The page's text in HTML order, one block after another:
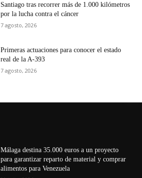
Santiago tras recorrer más de 1.000 kilómetros
por la lucha contra el cáncer
7 agosto, 2026
Primeras actuaciones para conocer el estado
real de la A-393
7 agosto, 2026
Málaga destina 35.000 euros a un proyecto
para garantizar reparto de material y comprar
alimentos para Venezuela